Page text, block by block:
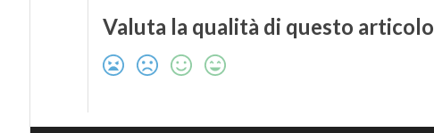
Valuta la qualità di questo articolo